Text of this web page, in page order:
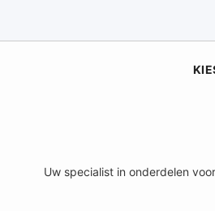
Uw specialist in onderdelen